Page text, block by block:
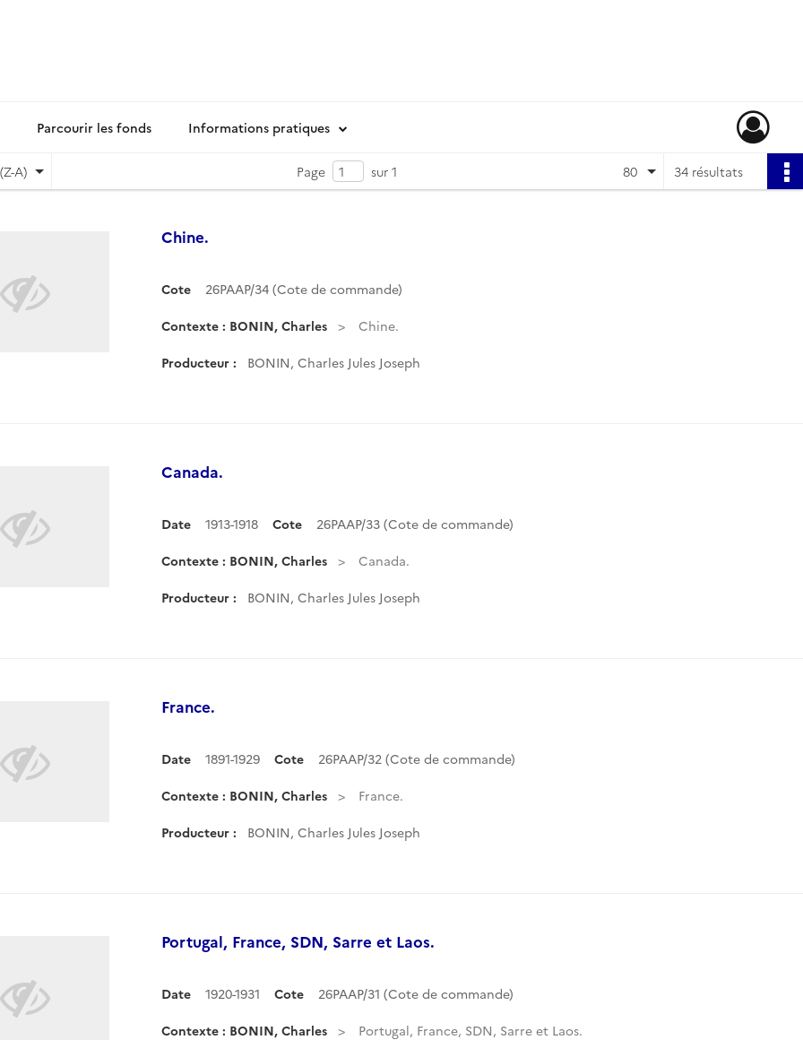
Parcourir les fonds Informations pratiques
A) Page sur 1 34 résultats
80
Chine.
Cote 26PAAP/34 (Cote de commande)
Contexte : BONIN, Charles Chine.
Producteur : BONIN, Charles Jules Joseph
Canada.
Date 1913-1918 Cote 26PAAP/33 (Cote de commande)
Contexte : BONIN, Charles Canada.
Producteur : BONIN, Charles Jules Joseph
France.
Date 1891-1929 Cote 26PAAP/32 (Cote de commande)
Contexte : BONIN, Charles France.
Producteur : BONIN, Charles Jules Joseph
Portugal, France, SDN, Sarre et Laos.
Date 1920-1931 Cote 26PAAP/31 (Cote de commande)
Contexte : BONIN, Charles Portugal, France, SDN, Sarre et Laos.